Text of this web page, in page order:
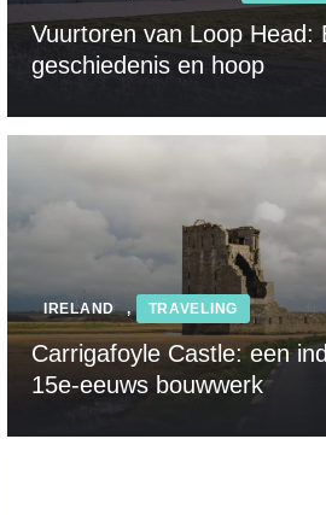
Vuurtoren van Loop Head:
geschiedenis en hoop
IRELAND , TRAVELING
Carrigafoyle Castle: een
15e-eeuws bouwwerk